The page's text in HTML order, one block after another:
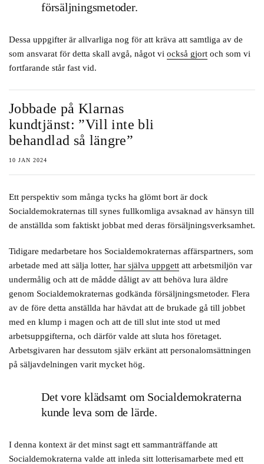
försäljningsmetoder.
Dessa uppgifter är allvarliga nog för att kräva att samtliga av de
som ansvarat för detta skall avgå, något vi också gjort och som vi
fortfarande står fast vid.
Jobbade på Klarnas
kundtjänst: ”Vill inte bli
behandlad så längre”
10 JAN 2024
Ett perspektiv som många tycks ha glömt bort är dock
Socialdemokraternas till synes fullkomliga avsaknad av hänsyn till
de anställda som faktiskt jobbat med deras försäljningsverksamhet.
Tidigare medarbetare hos Socialdemokraternas affärspartners, som
arbetade med att sälja lotter, har själva uppgett att arbetsmiljön var
undermålig och att de mådde dåligt av att behöva lura äldre
genom Socialdemokraternas godkända försäljningsmetoder. Flera
av de före detta anställda har hävdat att de brukade gå till jobbet
med en klump i magen och att de till slut inte stod ut med
arbetsuppgifterna, och därför valde att sluta hos företaget.
Arbetsgivaren har dessutom själv erkänt att personalomsättningen
på säljavdelningen varit mycket hög.
Det vore klädsamt om Socialdemokraterna
kunde leva som de lärde.
I denna kontext är det minst sagt ett sammanträffande att
Socialdemokraterna valde att inleda sitt lotterisamarbete med ett